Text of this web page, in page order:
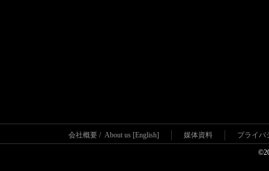
会社概要 / About us [English] 媒体資料 プライバ